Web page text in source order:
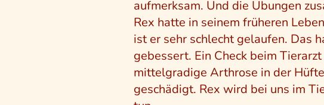
aufmerksam. Und die Übungen
Rex hatte in seinem früheren
ist er sehr schlecht gelaufen. Das
gebessert. Ein Check beim
mittelgradige Arthrose in der
geschädigt. Rex wird bei uns im